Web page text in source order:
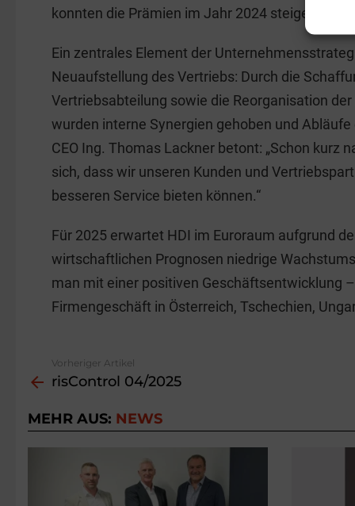
konnten die Prämien im Jahr 2024 steigern.
Ein zentrales Element der
Neuaufstellung des Vertriebs: Durch die
Vertriebsabteilung sowie die Reorganisation
wurden interne Synergien gehoben und
CEO Ing. Thomas Lackner betont: „Schon kurz
sich, dass wir unseren Kunden und
besseren Service bieten können.“
Für 2025 erwartet HDI im Euroraum aufgrund
wirtschaftlichen Prognosen niedrige
man mit einer positiven Geschäftsentwicklung
Firmengeschäft in Österreich, Tschechien,
more
Vorheriger Artikel
risControl 04/2025
MEHR AUS: NEWS